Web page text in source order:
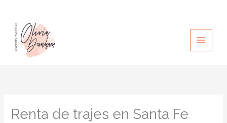
contenido
Renta de trajes en Santa Fe